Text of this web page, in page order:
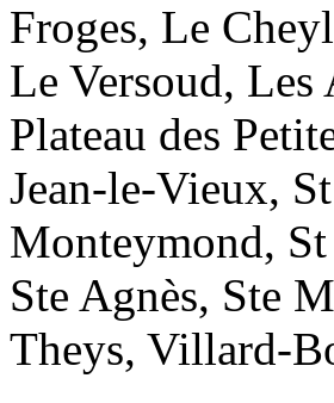
Froges, Le
Le Versoud,
Plateau des
Jean-le-Vieux,
Monteymond,
Ste Agnès, Ste
Theys, Villard-